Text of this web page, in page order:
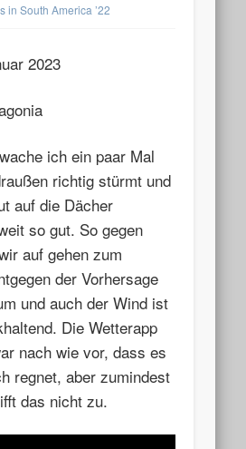
in South America ’22
2023
ich ein paar Mal
richtig stürmt und
auf die Dächer
so gut. So gegen
auf gehen zum
der Vorhersage
und auch der Wind ist
Die Wetterapp
nach wie vor, dass es
regnet, aber zumindest
das nicht zu.